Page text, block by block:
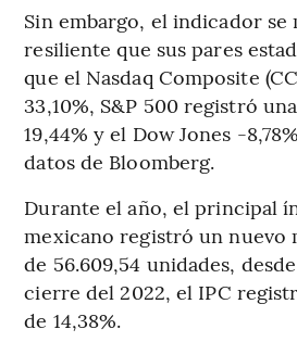
Sin embargo, el indicador se
resiliente que sus pares
que el Nasdaq Composite
33,10%, S&P 500 registró
19,44% y el Dow Jones -
datos de Bloomberg.
Durante el año, el principal
mexicano registró un nuevo
de 56.609,54 unidades,
cierre del 2022, el IPC
de 14,38%.